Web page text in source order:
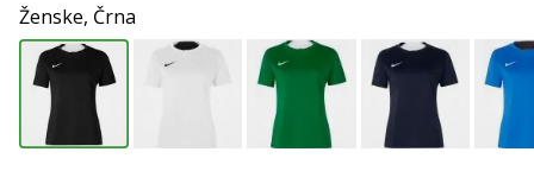
11. 8. 2022
•
2 min. branja
Weplayvolleyball
affiliate
Ženske, Črna